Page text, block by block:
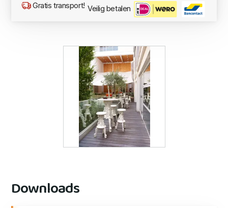
Gratis transport! Veilig betalen
Downloads